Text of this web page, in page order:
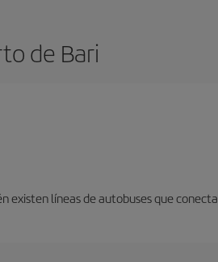
de Bari
líneas de autobuses que